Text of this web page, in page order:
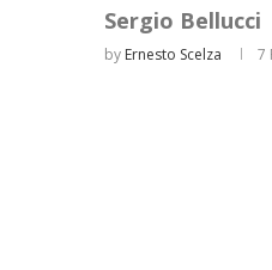
Sergio Bellucci
by Ernesto Scelza 7